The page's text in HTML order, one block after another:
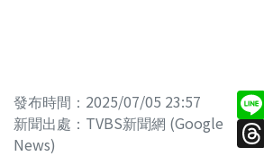
發布時間：2025/07/05 23:57
新聞出處：TVBS新聞網 (Google
News)